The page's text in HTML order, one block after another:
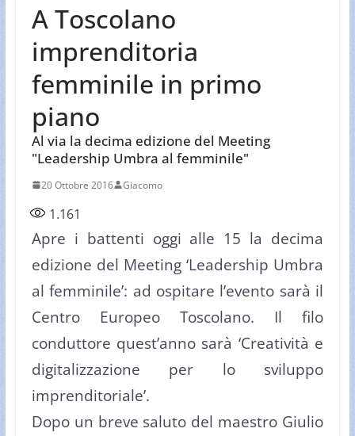
A Toscolano
imprenditoria
femminile in primo
piano
Al via la decima edizione del Meeting
"Leadership Umbra al femminile"
20 Ottobre 2016 Giacomo
1.161
Apre i battenti oggi alle 15 la decima
edizione del Meeting ‘Leadership Umbra
al femminile’: ad ospitare l’evento sarà il
Centro Europeo Toscolano. Il filo
conduttore quest’anno sarà ‘Creatività e
digitalizzazione per lo sviluppo
imprenditoriale’.
Dopo un breve saluto del maestro Giulio